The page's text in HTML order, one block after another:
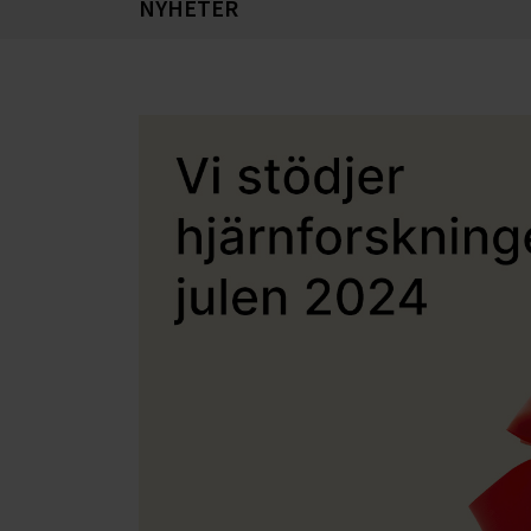
NYHETER